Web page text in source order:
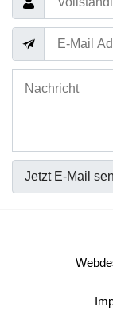
Jetzt E-Mail